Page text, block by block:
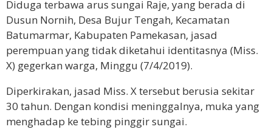
Diduga terbawa arus sungai Raje, yang berada di
Dusun Nornih, Desa Bujur Tengah, Kecamatan
Batumarmar, Kabupaten Pamekasan, jasad
perempuan yang tidak diketahui identitasnya (Miss.
X) gegerkan warga, Minggu (7/4/2019).
Diperkirakan, jasad Miss. X tersebut berusia sekitar
30 tahun. Dengan kondisi meninggalnya, muka yang
menghadap ke tebing pinggir sungai.